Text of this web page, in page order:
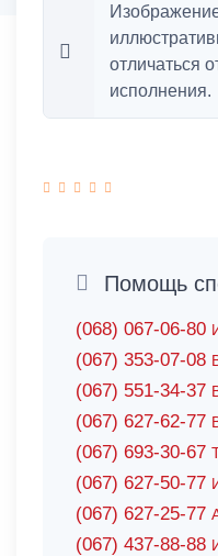
отличаться
исполнения.
Помощь
(068) 067-06-80
(067) 353-07-08
(067) 551-34-37
(067) 627-62-77
(067) 693-30-67
(067) 627-50-77
(067) 627-25-77
(067) 437-88-88